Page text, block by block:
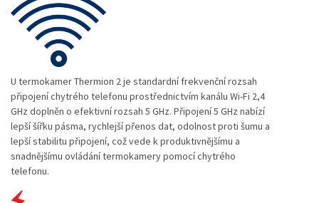
U termokamer Thermion 2 je standardní frekvenční rozsah
připojení chytrého telefonu prostřednictvím kanálu Wi-Fi 2,4
GHz doplněn o efektivní rozsah 5 GHz. Připojení 5 GHz nabízí
lepší šířku pásma, rychlejší přenos dat, odolnost proti šumu a
lepší stabilitu připojení, což vede k produktivnějšímu a
snadnějšímu ovládání termokamery pomocí chytrého
telefonu.